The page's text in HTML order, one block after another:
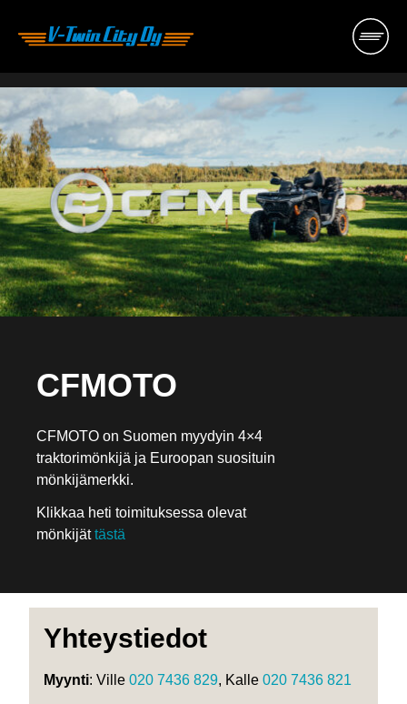
sisältöön
CFMOTO
CFMOTO on Suomen myydyin 4×4
traktorimönkijä ja Euroopan suosituin
mönkijämerkki.
Klikkaa heti toimituksessa olevat
mönkijättästä
Yhteystiedot
Myynti: Ville 020 7436 829, Kalle 020 7436 821